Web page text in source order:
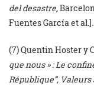
del desastre,
Fuentes García et al.].
(7) Quentin Hoster y
que nous » : Le
République”, Valeurs